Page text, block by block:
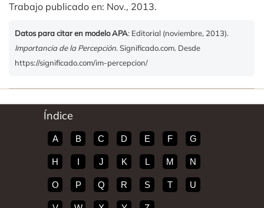
Trabajo publicado en: Nov., 2013.
Datos para citar en modelo APA: Editorial (noviembre, 2013).
Importancia de la Percepción. Significado.com. Desde
https://significado.com/im-percepcion/
Índice
A B C D E F G
H I J K L M N
O P Q R S T U